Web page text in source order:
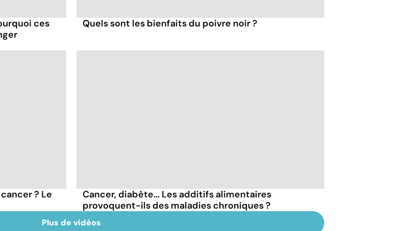
ces
Quels sont les bienfaits du poivre noir ?
? Le
Cancer, diabète... Les additifs alimentaires
provoquent-ils des maladies chroniques ?
Plus de vidéos